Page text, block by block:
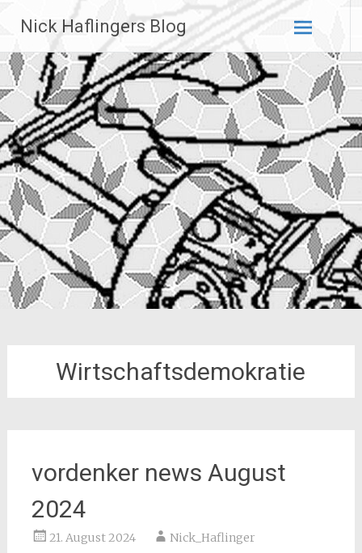
Inhalt
springen
Nick Haflingers Blog
Wirtschaftsdemokratie
vordenker news August
2024
21. August 2024 Nick_Haflinger